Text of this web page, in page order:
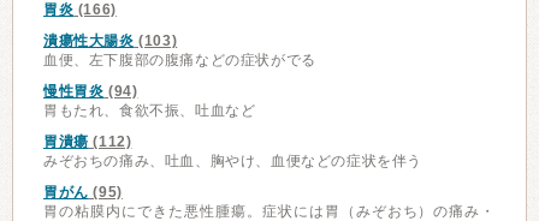
胃炎 (166)
潰瘍性大腸炎 (103)
血便、左下腹部の腹痛などの症状がでる
慢性胃炎 (94)
胃もたれ、食欲不振、吐血など
胃潰瘍 (112)
みぞおちの痛み、吐血、胸やけ、血便などの症状を伴う
胃がん (95)
胃の粘膜内にできた悪性腫瘍。症状には胃（みぞおち）の痛み・